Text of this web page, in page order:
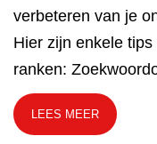
verbeteren van je
Hier zijn enkele
ranken:
LEES MEER